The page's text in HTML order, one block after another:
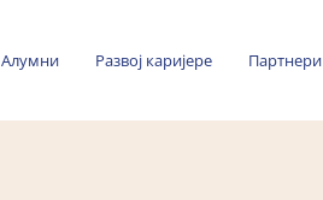
Алумни Развој каријере Партнери